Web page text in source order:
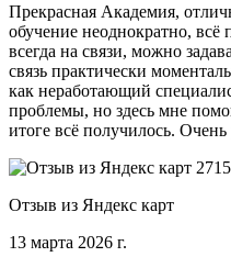
Прекрасная Академия,
обучение неоднократно,
всегда на связи, можно
связь практически
как неработающий
проблемы, но здесь мне
итоге всё получилось.
Отзыв из Яндекс карт
13 марта 2026 г.